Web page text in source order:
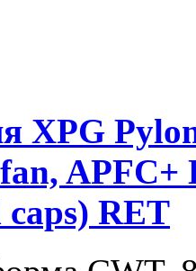
XPG
caps) RET